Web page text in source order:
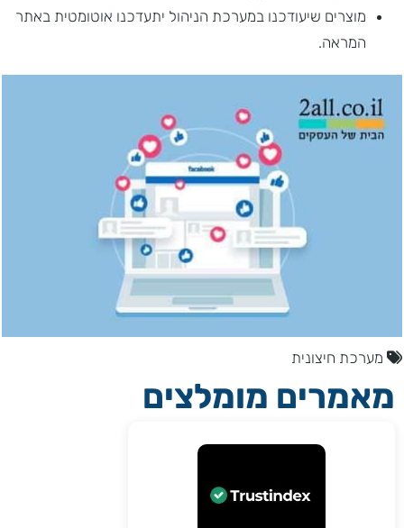
מוצרים שיעודכנו במערכת הניהול יתעדכנו אוטומטית באתר
המראה.
מערכת חיצונית
מאמרים מומלצים